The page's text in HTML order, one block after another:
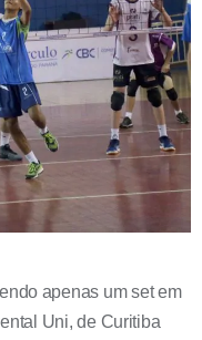
apenas um set em
Uni, de Curitiba